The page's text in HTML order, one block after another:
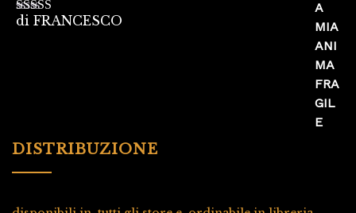
Valutato5su
di FRANCESCO
DISTRIBUZIONE